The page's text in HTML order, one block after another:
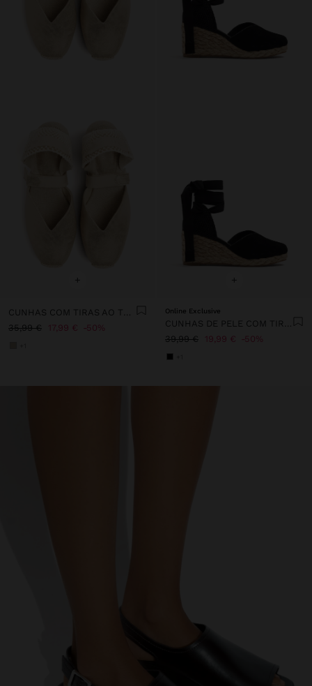
+
CUNHAS COM TIRAS AO TORNOZELO
35,99 €
17,99 € 50%
+
Online Exclusive
CUNHAS DE PELE COM TIRAS AO TORNOZELO
39,99 €
19,99 € 50%